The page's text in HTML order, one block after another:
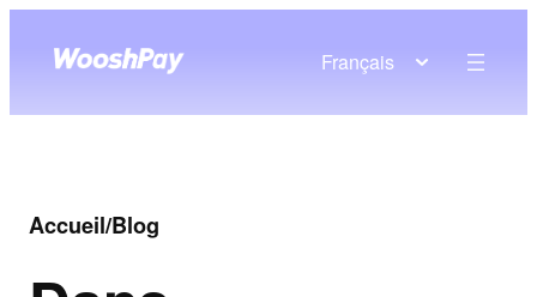
Français
Accueil/Blog